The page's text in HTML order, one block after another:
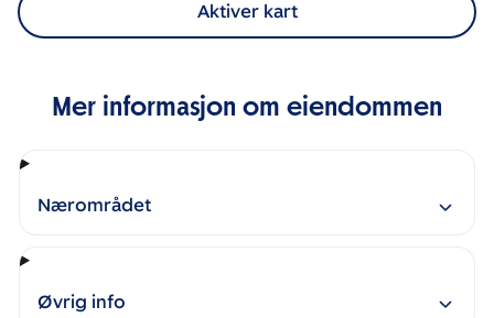
Aktiver kart
Mer informasjon om eiendommen
Nærområdet
Øvrig info